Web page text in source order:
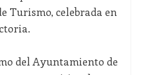
Turismo, celebrada en
del Ayuntamiento de